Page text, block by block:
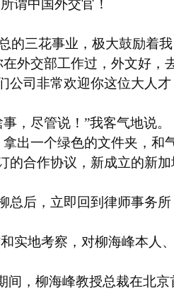
谓中国外交官！
的三花事业，极大鼓励着
在外交部工作过，外文好，
公司非常欢迎你这位大人
，尽管说！”我客气地说。
出一个绿色的文件夹，和
的合作协议，新成立的新
总后，立即回到律师事务
实地考察，对柳海峰本人
间，柳海峰教授总裁在北